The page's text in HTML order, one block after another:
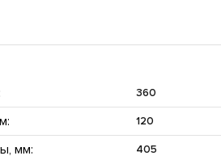
360
120
мм: 405